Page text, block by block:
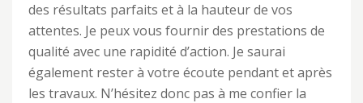
des résultats parfaits et à la hauteur de vos
attentes. Je peux vous fournir des prestations de
qualité avec une rapidité d’action. Je saurai
également rester à votre écoute pendant et après
les travaux. N’hésitez donc pas à me confier la